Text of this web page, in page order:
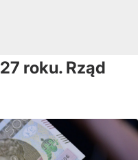
roku. Rząd